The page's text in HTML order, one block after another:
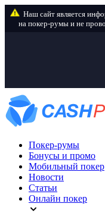
Покер-румы
Бонусы и промо
Мобильный покер
Новости
Статьи
Онлайн покер